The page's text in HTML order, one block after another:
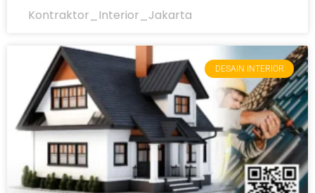
Kontraktor_Interior_Jakarta
DESAIN INTERIOR